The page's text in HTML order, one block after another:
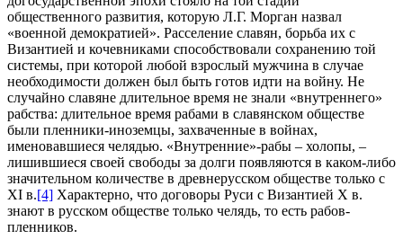
общественного развития, которую Л.Г. Морган назвал
«военной демократией». Расселение славян, борьба их с
Византией и кочевниками способствовали сохранению той
системы, при которой любой взрослый мужчина в случае
необходимости должен был быть готов идти на войну. Не
случайно славяне длительное время не знали «внутреннего»
рабства: длительное время рабами в славянском обществе
были пленники-иноземцы, захваченные в войнах,
именовавшиеся челядью. «Внутренние»-рабы – холопы, –
лишившиеся своей свободы за долги появляются в каком-либо
значительном количестве в древнерусском обществе только с
XI в.[4] Характерно, что договоры Руси с Византией Х в.
знают в русском обществе только челядь, то есть рабов-
пленников.